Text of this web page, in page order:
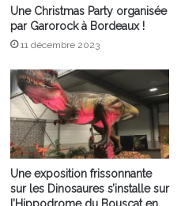
Une Christmas Party organisée
par Garorock à Bordeaux !
11 décembre 2023
Une exposition frissonnante
sur les Dinosaures s’installe sur